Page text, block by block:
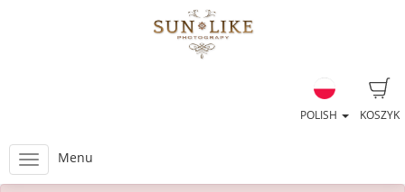
KOSZYK
POLISH
Menu